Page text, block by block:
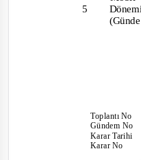
5
ToplantıNo
Gündem No
Karar Tarihi
Karar No